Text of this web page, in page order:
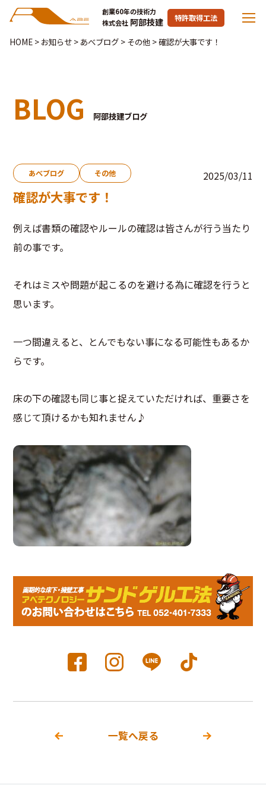
創業60年の技術力
株式会社 阿部技建 特許取得工法
HOME> お知らせ> あべブログ> その他>確認が大事です！
BLOG 阿部技建ブログ
あべブログ その他 2025/03/11
確認が大事です！
例えば書類の確認やルールの確認は皆さんが行う当たり
前の事です。
それはミスや問題が起こるのを避ける為に確認を行うと
思います。
一つ間違えると、とんでもない事になる可能性もあるか
らです。
床の下の確認も同じ事と捉えていただければ、重要さを
感じて頂けるかも知れません♪
一覧へ戻る